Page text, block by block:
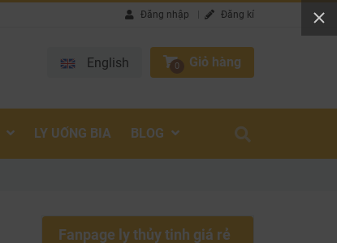
Fanpage ly thủy tinh giá rẻ
Đăng nhập Đăng kí
English 0 Giỏ hàng
LY UỐNG BIA BLOG